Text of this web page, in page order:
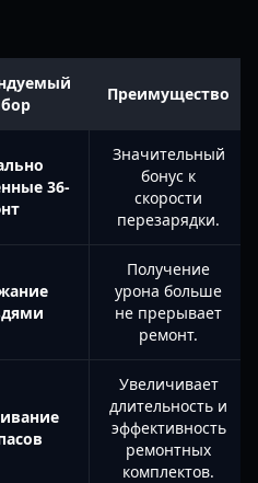
Преимущество
36-
Значительный
бонус к
скорости
перезарядки.
Получение
урона больше
не прерывает
ремонт.
Увеличивает
длительность и
эффективность
ремонтных
комплектов.